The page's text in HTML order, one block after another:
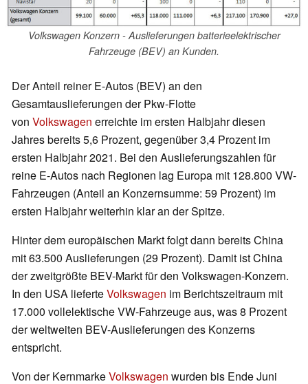
Volkswagen Konzern - Auslieferungen batterieelektrischer
Fahrzeuge (BEV) an Kunden.
Der Anteil reiner E-Autos (BEV) an den
Gesamtauslieferungen der Pkw-Flotte
von Volkswagen erreichte im ersten Halbjahr diesen
Jahres bereits 5,6 Prozent, gegenüber 3,4 Prozent im
ersten Halbjahr 2021. Bei den Auslieferungszahlen für
reine E-Autos nach Regionen lag Europa mit 128.800 VW-
Fahrzeugen (Anteil an Konzernsumme: 59 Prozent) im
ersten Halbjahr weiterhin klar an der Spitze.
Hinter dem europäischen Markt folgt dann bereits China
mit 63.500 Auslieferungen (29 Prozent). Damit ist China
der zweitgrößte BEV-Markt für den Volkswagen-Konzern.
In den USA lieferteVolkswagen im Berichtszeitraum mit
17.000 vollelektische VW-Fahrzeuge aus, was 8 Prozent
der weltweiten BEV-Auslieferungen des Konzerns
entspricht.
Von der KernmarkeVolkswagen wurden bis Ende Juni